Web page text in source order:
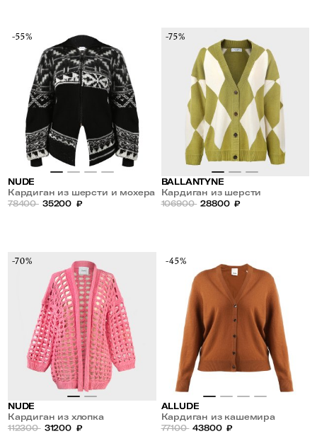
-55%
NUDE
Кардиган из шерсти и мохера
на молнии
78400 35200 ₽
-75%
BALLANTYNE
Кардиган из шерсти
106900 28800 ₽
-70%
NUDE
Кардиган из хлопка
112300 31200 ₽
-45%
ALLUDE
Кардиган из кашемира
77100 43800 ₽